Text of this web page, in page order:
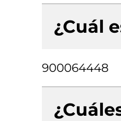
¿Cuál
900064448